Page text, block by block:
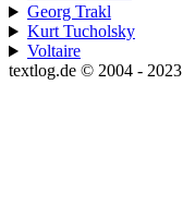
Georg Trakl
Kurt Tucholsky
Voltaire
textlog.de © 2004 - 2023